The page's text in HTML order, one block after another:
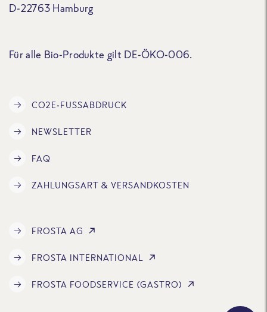
D-22763 Hamburg
Für alle Bio-Produkte gilt DE-ÖKO-006.
CO2E-FUSSABDRUCK
NEWSLETTER
FAQ
ZAHLUNGSART & VERSANDKOSTEN
FROSTA AG
FROSTA INTERNATIONAL
FROSTA FOODSERVICE (GASTRO)